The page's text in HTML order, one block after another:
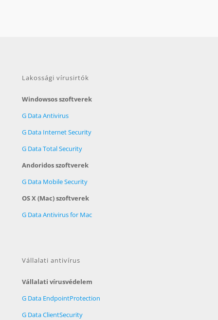
Lakossági vírusirtók
Windowsos szoftverek
G Data Antivirus
G Data Internet Security
G Data Total Security
Andoridos szoftverek
G Data Mobile Security
OS X (Mac) szoftverek
G Data Antivirus for Mac
Vállalati antivírus
Vállalati vírusvédelem
G Data EndpointProtection
G Data ClientSecurity